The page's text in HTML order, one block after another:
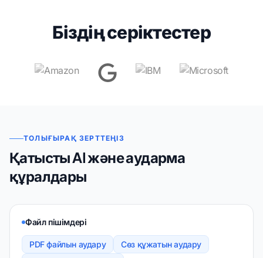
Біздің серіктестер
ТОЛЫҒЫРАҚ ЗЕРТТЕҢІЗ
Қатысты AI және аударма
құралдары
Файл пішімдері
PDF файлын аудару
Сөз құжатын аудару